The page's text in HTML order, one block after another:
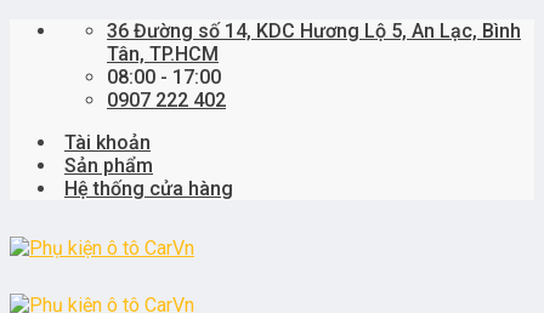
Skip
36 Đường số 14, KDC Hương Lộ 5, An Lạc, Bình
Tân, TP.HCM
08:00 - 17:00
0907 222 402
Tài khoản
Sản phẩm
Hệ thống cửa hàng